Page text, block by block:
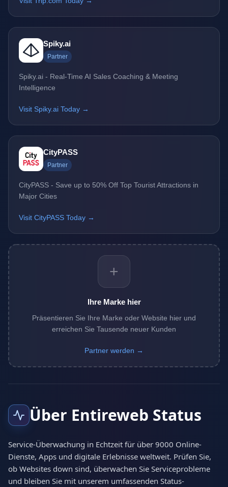
Spiky.ai
Partner
Spiky.ai - Real-Time AI Sales Coaching & Meeting
Intelligence
Visit Spiky.ai Today →
CityPASS
Partner
CityPASS - Save up to 50% Off Top Tourist Attractions in
Major Cities
Visit CityPASS Today →
+
Ihre Marke hier
Präsentieren Sie Ihre Marke oder Website hier und
erreichen Sie Tausende neuer Kunden
Partner werden →
Über Entireweb Status
Service-Überwachung in Echtzeit für über 9000 Online-
Dienste, Apps und digitale Erlebnisse weltweit. Prüfen Sie,
ob Websites down sind, überwachen Sie Serviceprobleme
und bleiben Sie mit unserem umfassenden Status-